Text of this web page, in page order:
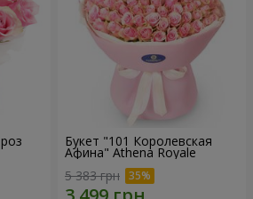
Букет "101 Королевская
Афина" Athena Royale
5 383 грн